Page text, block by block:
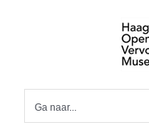
Ga naar...